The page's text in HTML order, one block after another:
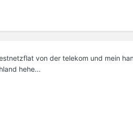
von der telekom und mein
hehe...